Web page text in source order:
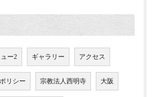
ュー2 ギャラリー アクセス
リシー 宗教法人西明寺 大阪